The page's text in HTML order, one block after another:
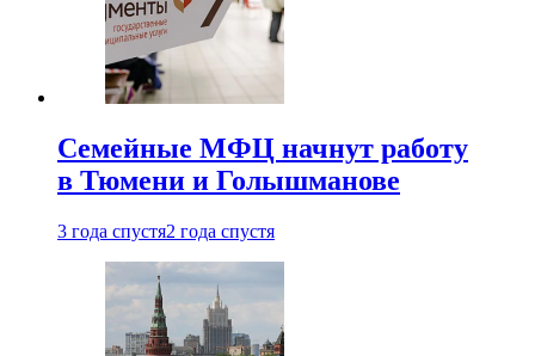
Семейные МФЦ начнут работу
в Тюмени и Голышманове
3 года спустя2 года спустя